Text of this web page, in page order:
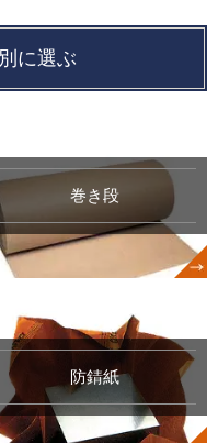
見積書 お気に入り
に選ぶ
巻き段
防錆紙